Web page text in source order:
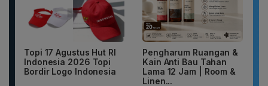
Topi 17 Agustus Hut RI
Indonesia 2026 Topi
Bordir Logo Indonesia
Pengharum Ruangan &
Kain Anti Bau Tahan
Lama 12 Jam | Room &
Linen...